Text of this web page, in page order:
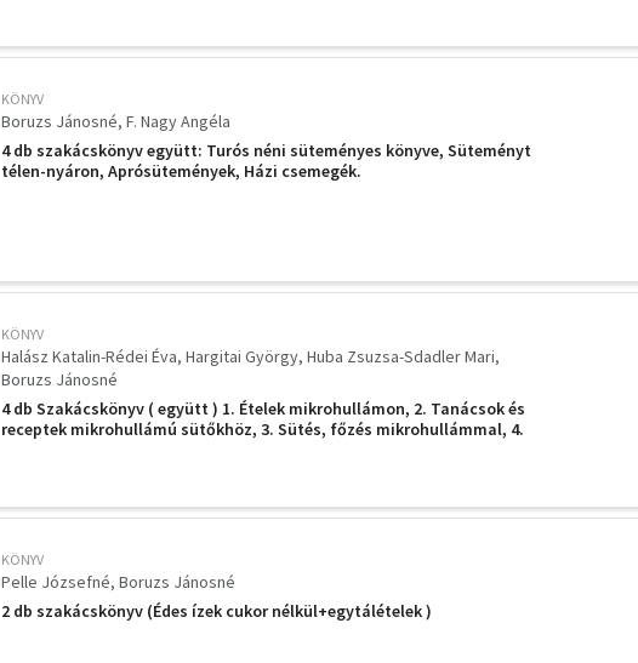
KÖNYV
Boruzs Jánosné F. Nagy Angéla
4 db szakácskönyv együtt: Turós néni süteményes könyve, Süteményt
télen-nyáron, Aprósütemények, Házi csemegék.
KÖNYV
Halász Katalin-Rédei Éva Hargitai György Huba Zsuzsa-Sdadler Mari
Boruzs Jánosné
4 db Szakácskönyv ( együtt ) 1. Ételek mikrohullámon, 2. Tanácsok és
receptek mikrohullámú sütőkhöz, 3. Sütés, főzés mikrohullámmal, 4.
KÖNYV
Pelle Józsefné Boruzs Jánosné
2 db szakácskönyv (Édes ízek cukor nélkül+egytálételek )